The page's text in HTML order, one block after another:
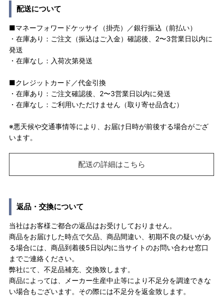
配送について
■マネーフォワードケッサイ（掛売）／銀行振込（前払い）
・在庫あり：ご注文（振込はご入金）確認後、2〜3営業日以内に
発送
・在庫なし：入荷次第発送
■クレジットカード／代金引換
・在庫あり：ご注文確認後、2〜3営業日以内に発送
・在庫なし：ご利用いただけません（取り寄せ品含む）
※悪天候や交通事情等により、お届け日時が前後する場合がござ
います。
配送の詳細はこちら
返品・交換について
当社はお客様ご都合の返品はお受けしておりません。
商品をお届けした時点で欠品、商品間違い、初期不良の疑いがあ
る場合には、商品到着後5日以内に当サイトのお問い合わせ窓口
までご連絡ください。
弊社にて、不足品補充、交換致します。
商品によっては、メーカー生産中止等により不足分を調達できな
い場合もございます。その際には不足分を返金致します。